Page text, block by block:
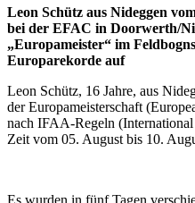
Leon Schütz aus Nideggen
bei der EFAC in Doorwerth/
„Europameister“ im
Europarekorde auf
Leon Schütz, 16 Jahre, aus
der Europameisterschaft
nach IFAA-Regeln
Zeit vom 05. August bis 10.
Es wurden in fünf Tagen